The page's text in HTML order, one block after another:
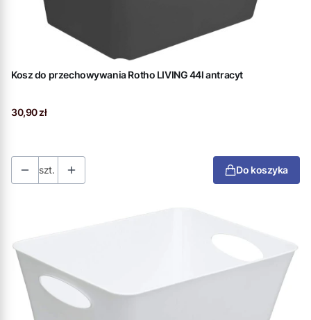
Kosz do przechowywania Rotho LIVING 44l antracyt
Cena
30,90 zł
szt. Do koszyka